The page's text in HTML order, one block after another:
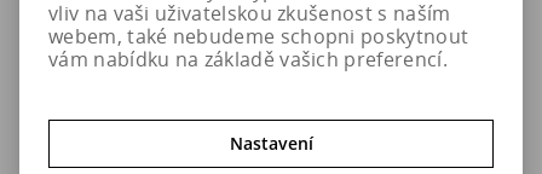
vliv na vaši uživatelskou zkušenost s naším
webem, také nebudeme schopni poskytnout
vám nabídku na základě vašich preferencí.
Nastavení